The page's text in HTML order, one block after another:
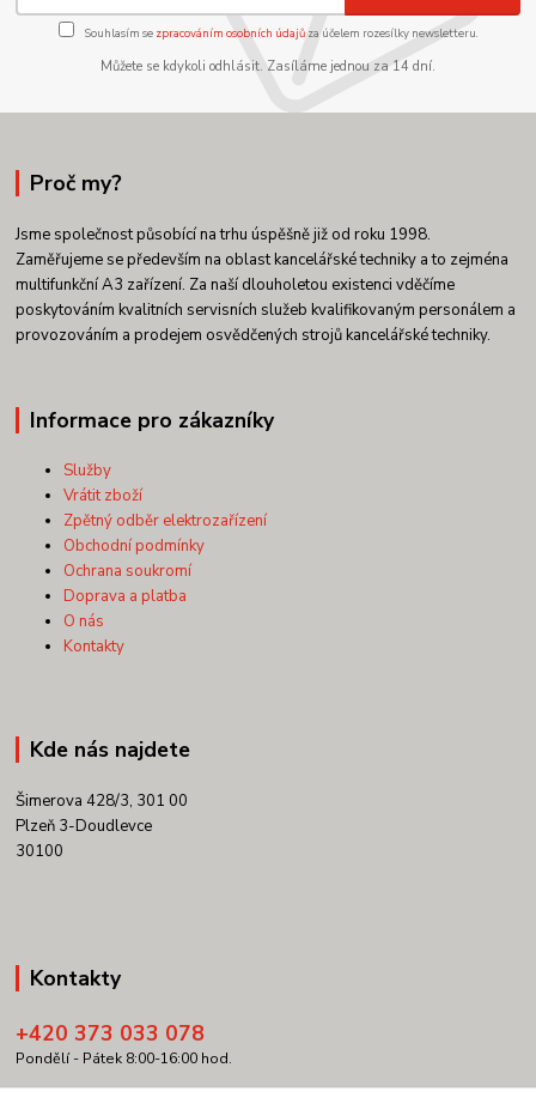
Souhlasím se zpracováním osobních údajůza účelem rozesílky newsletteru.
Můžete se kdykoli odhlásit. Zasíláme jednou za 14 dní.
Proč my?
Jsme společnost působící na trhu úspěšně již od roku 1998.
Zaměřujeme se především na oblast kancelářské techniky a to zejména
multifunkční A3 zařízení. Za naší dlouholetou existenci vděčíme
poskytováním kvalitních servisních služeb kvalifikovaným personálem a
provozováním a prodejem osvědčených strojů kancelářské techniky.
Informace pro zákazníky
Služby
Vrátit zboží
Zpětný odběr elektrozařízení
Obchodní podmínky
Ochrana soukromí
Doprava a platba
O nás
Kontakty
Kde nás najdete
Šimerova 428/3, 301 00
Plzeň 3-Doudlevce
30100
Kontakty
+420 373 033 078
Pondělí - Pátek 8:00-16:00 hod.